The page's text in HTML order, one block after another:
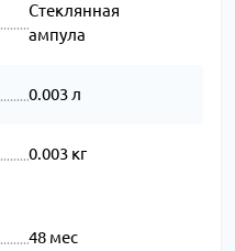
Стеклянная
ампула
0.003 л
0.003 кг
48 мес